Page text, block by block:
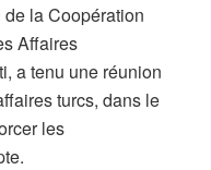
la Coopération
Affaires
a tenu une réunion
turcs, dans le
les